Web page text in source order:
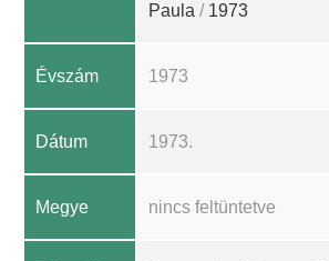
Paula / 1973
Évszám 1973
Dátum 1973.
Megye nincs feltüntetve